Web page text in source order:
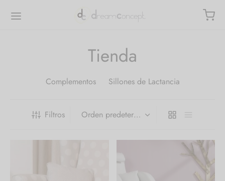
Tienda
Complementos Sillones de Lactancia
Filtros